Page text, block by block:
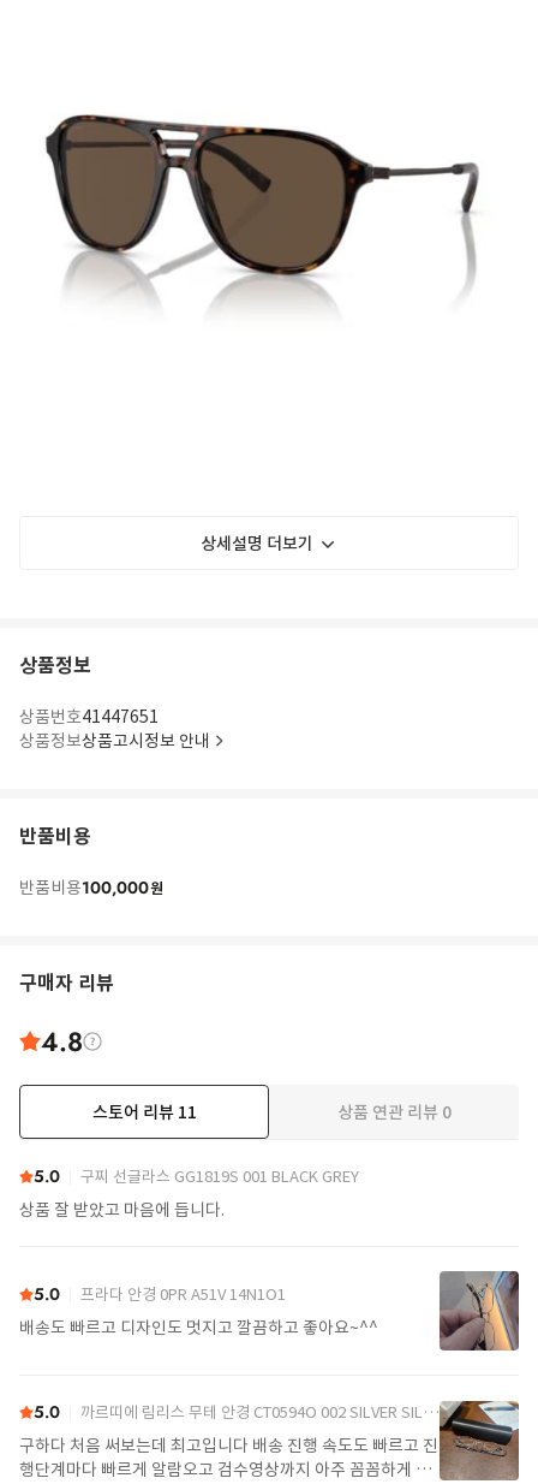
상세설명 더보기
상품정보
상품번호41447651
상품정보상품고시정보 안내
반품비용
반품비용100,000원
구매자 리뷰
4.8
스토어 리뷰 11 상품 연관 리뷰 0
5.0 구찌 선글라스 GG1819S 001 BLACK GREY
상품 잘 받았고 마음에 듭니다.
5.0 프라다 안경 0PR A51V 14N1O1
배송도 빠르고 디자인도 멋지고 깔끔하고 좋아요~^^
5.0 까르띠에 림리스 무테 안경 CT0594O 002 SILVER SILVER TRANSPARENT
구하다 처음 써보는데 최고입니다 배송 진행 속도도 빠르고 진
행단계마다 빠르게 알람오고 검수영상까지 아주 꼼꼼하게 찍